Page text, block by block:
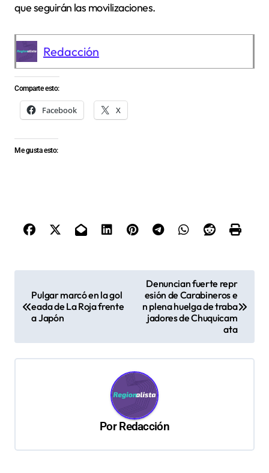
que seguirán las movilizaciones.
Redacción
Comparte esto:
Facebook X
Me gusta esto:
e
g
Pulgar marcó en la gol
eada de La Roja frente
a Japón
Denuncian fuerte repr
esión de Carabineros e
n plena huelga de traba
jadores de Chuquicam
ata
PorRedacción